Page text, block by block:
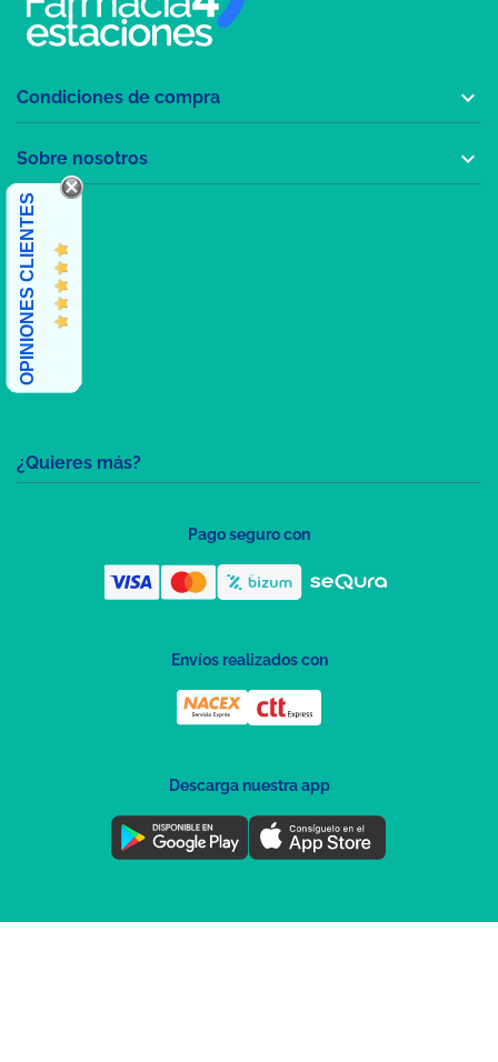
¿Quieres más?
Condiciones de compra 
Sobre nosotros 
OPINIONES CLIENTES
Pago seguro con
Envíos realizados con
Descarga nuestra app